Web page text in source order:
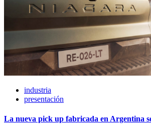
industria
presentación
La nueva pick up fabricada en Argentina